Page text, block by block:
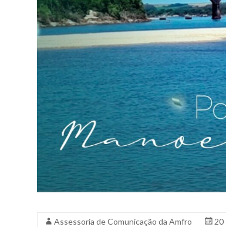
Assessoria de Comunicação da Amfro 20